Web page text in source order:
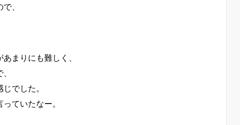
、
まりにも難しく、
でした。
ていたなー。